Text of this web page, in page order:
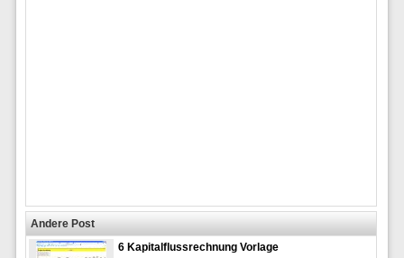
Andere Post
6 Kapitalflussrechnung Vorlage